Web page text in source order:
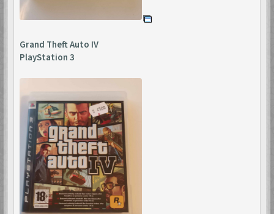
Grand Theft Auto IV
PlayStation 3